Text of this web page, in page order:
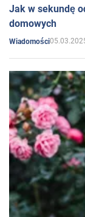
Jak w sekundę
domowych
Wiadomości